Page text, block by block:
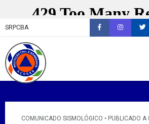
SRPCBA
COMUNICADO SISMOLÓGICO • PUBLICADO